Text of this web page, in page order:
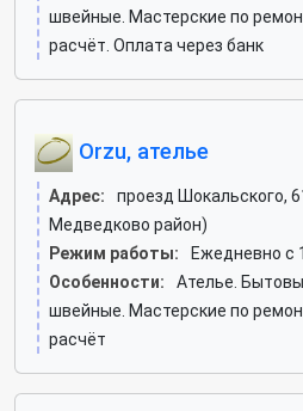
швейные. Мастерские по
расчёт. Оплата через банк
Orzu, ателье
Адрес:
проезд Шокальского,
Медведково район)
Режим работы:
Ежедневно с
Особенности:
Ателье.
швейные. Мастерские по
расчёт